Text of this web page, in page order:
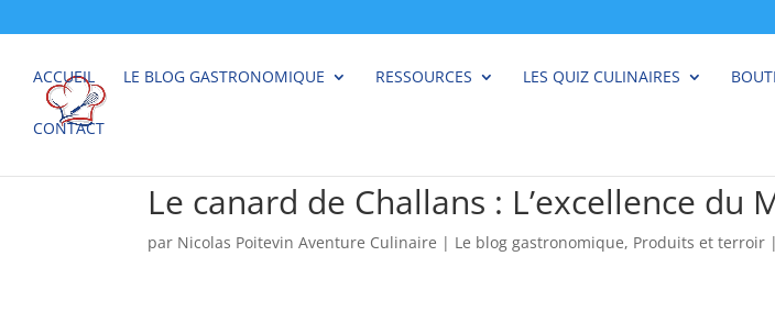
ACCUEIL LE BLOG GASTRONOMIQUE RESSOURCES LES QUIZ CULINAIRES
CONTACT
Le canard de Challans : L’excellence du
par Nicolas Poitevin Aventure Culinaire | Le blog gastronomique, Produits et terroir